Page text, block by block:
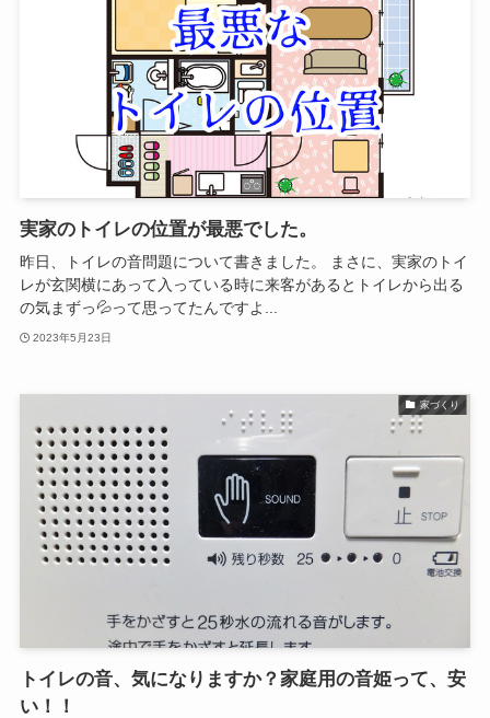
実家のトイレの位置が最悪でした。
昨日、トイレの音問題について書きました。 まさに、実家のトイ
レが玄関横にあって入っている時に来客があるとトイレから出る
の気まずっ💦って思ってたんですよ...
2023年5月23日
家づくり
トイレの音、気になりますか？家庭用の音姫って、安
い！！